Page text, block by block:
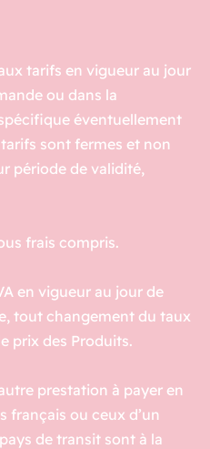
tarifs en vigueur au jour
ou dans la
éventuellement
tarifs sont fermes et non
période de validité,
frais compris.
en vigueur au jour de
tout changement du taux
prix des Produits.
prestation à payer en
français ou ceux d’un
de transit sont à la